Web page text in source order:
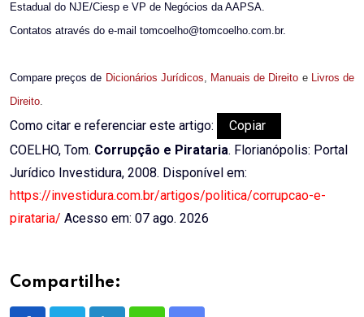
Estadual do NJE/Ciesp e VP de Negócios da AAPSA.
Contatos através do e-mail tomcoelho@tomcoelho.com.br.
Compare preços de Dicionários Jurídicos, Manuais de Direito e Livros de
Direito.
Como citar e referenciar este artigo:
Copiar
COELHO, Tom. Corrupção e Pirataria. Florianópolis: Portal
Jurídico Investidura, 2008. Disponível em:
https://investidura.com.br/artigos/politica/corrupcao-e-
pirataria/ Acesso em: 07 ago. 2026
Compartilhe: